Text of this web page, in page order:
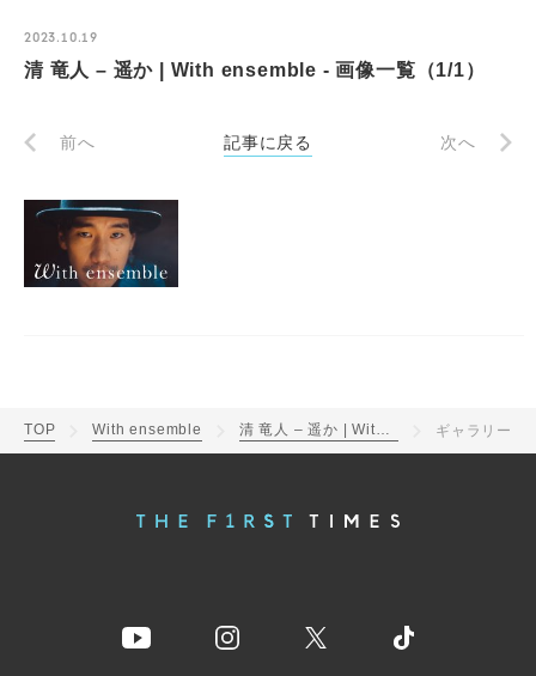
2023.10.19
清 竜人 – 遥か | With ensemble - 画像一覧（1/1）
前へ 記事に戻る 次へ
TOP With ensemble 清 竜人 – 遥か | With ensemble ギャラリー